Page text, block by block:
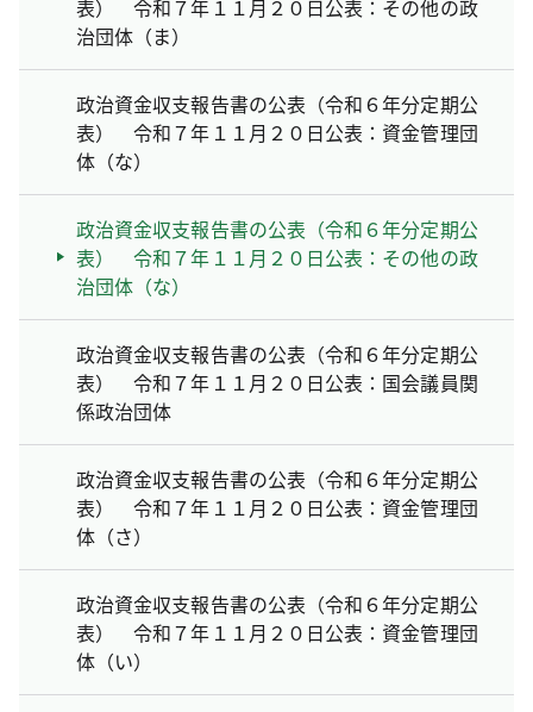
表） 令和７年１１月２０日公表：その他の政
治団体（ま）
政治資金収支報告書の公表（令和６年分定期公
表） 令和７年１１月２０日公表：資金管理団
体（な）
政治資金収支報告書の公表（令和６年分定期公
表） 令和７年１１月２０日公表：その他の政
治団体（な）
政治資金収支報告書の公表（令和６年分定期公
表） 令和７年１１月２０日公表：国会議員関
係政治団体
政治資金収支報告書の公表（令和６年分定期公
表） 令和７年１１月２０日公表：資金管理団
体（さ）
政治資金収支報告書の公表（令和６年分定期公
表） 令和７年１１月２０日公表：資金管理団
体（い）